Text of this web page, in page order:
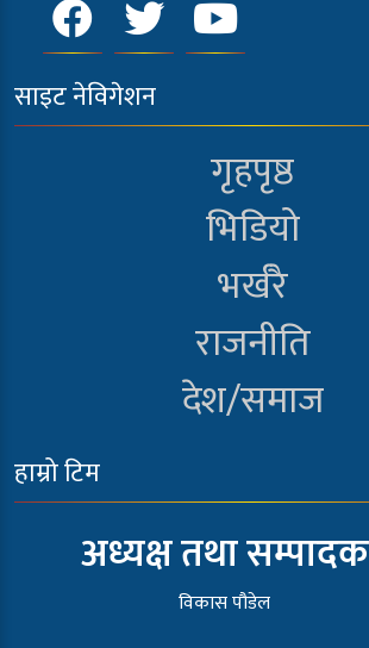
साइट नेविगेशन
गृहपृष्ठ
भिडियो
भर्खरै
राजनीति
देश/समाज
हाम्रो टिम
अध्यक्ष तथा सम्पादक
विकास पौडेल